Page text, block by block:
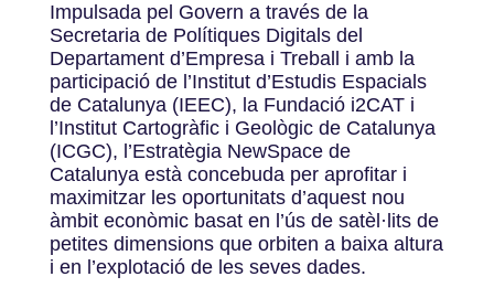
Impulsada pel Govern a través de la
Secretaria de Polítiques Digitals del
Departament d’Empresa i Treball i amb la
participació de l’Institut d’Estudis Espacials
de Catalunya (IEEC), la Fundació i2CAT i
l’Institut Cartogràfic i Geològic de Catalunya
(ICGC), l’Estratègia NewSpace de
Catalunya està concebuda per aprofitar i
maximitzar les oportunitats d’aquest nou
àmbit econòmic basat en l’ús de satèl·lits de
petites dimensions que orbiten a baixa altura
i en l’explotació de les seves dades.